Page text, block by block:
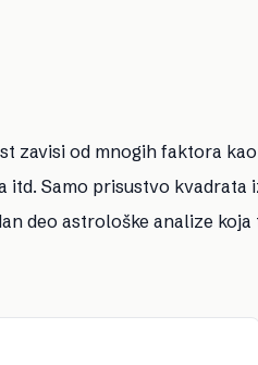
zavisi od mnogih faktora
Samo prisustvo kvadrata
deo astrološke analize